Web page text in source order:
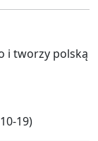
i tworzy polską
19)